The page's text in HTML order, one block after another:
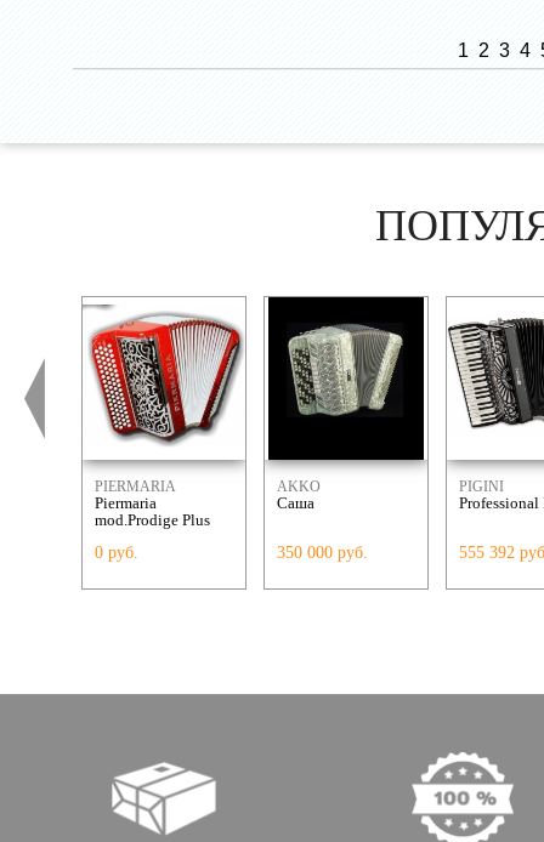
1 2 3 4
PIERMARIA
Piermaria
mod.Prodige Plus
0 руб.
AKKO
Саша
350 000 руб.
PIGINI
Professional
555 392